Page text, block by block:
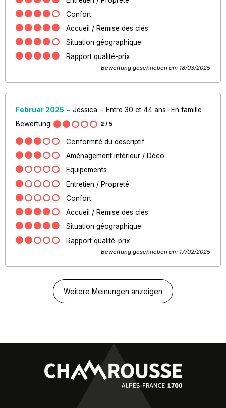
Confort
Accueil / Remise des clés
Situation géographique
Rapport qualité-prix
Bewertung geschrieben am 18/03/2025
Februar 2025 Jessica Entre 30 et 44 ans
En famille
Bewertung:
2 / 5
Conformité du descriptif
Aménagement intérieur / Déco
Equipements
Entretien / Propreté
Confort
Accueil / Remise des clés
Situation géographique
Rapport qualité-prix
Bewertung geschrieben am 17/02/2025
Weitere Meinungen anzeigen